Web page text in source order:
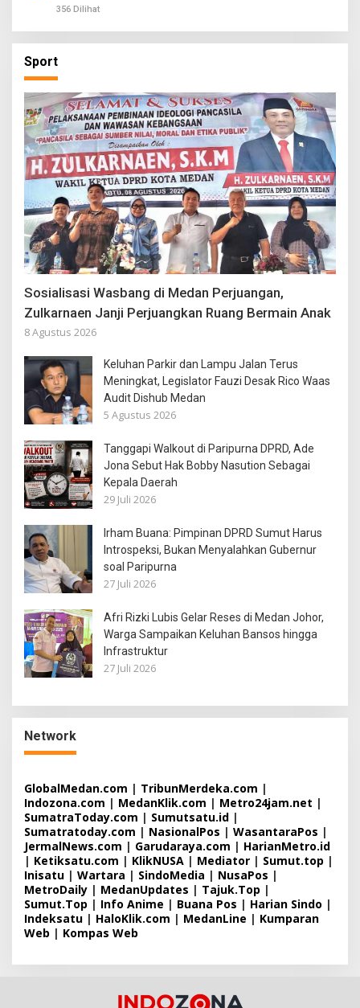
356 Dilihat
Sport
Sosialisasi Wasbang di Medan Perjuangan,
Zulkarnaen Janji Perjuangkan Ruang Bermain Anak
8 Agustus 2026
Keluhan Parkir dan Lampu Jalan Terus
Meningkat, Legislator Fauzi Desak Rico Waas
Audit Dishub Medan
5 Agustus 2026
Tanggapi Walkout di Paripurna DPRD, Ade
Jona Sebut Hak Bobby Nasution Sebagai
Kepala Daerah
29 Juli 2026
Irham Buana: Pimpinan DPRD Sumut Harus
Introspeksi, Bukan Menyalahkan Gubernur
soal Paripurna
27 Juli 2026
Afri Rizki Lubis Gelar Reses di Medan Johor,
Warga Sampaikan Keluhan Bansos hingga
Infrastruktur
27 Juli 2026
Network
GlobalMedan.com | TribunMerdeka.com |
Indozona.com | MedanKlik.com | Metro24jam.net |
SumatraToday.com | Sumutsatu.id |
Sumatratoday.com | NasionalPos | WasantaraPos |
JermalNews.com | Garudaraya.com | HarianMetro.id
| Ketiksatu.com | KlikNUSA | Mediator | Sumut.top |
Inisatu | Wartara | SindoMedia | NusaPos |
MetroDaily | MedanUpdates | Tajuk.Top |
Sumut.Top | Info Anime | Buana Pos | Harian Sindo |
Indeksatu | HaloKlik.com | MedanLine | Kumparan
Web | Kompas Web